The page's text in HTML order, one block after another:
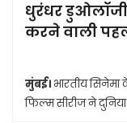
धुरंधर डुओलॉजी
करने वाली
मुंबई। भारतीय सिनेमा
फिल्म सीरीज ने